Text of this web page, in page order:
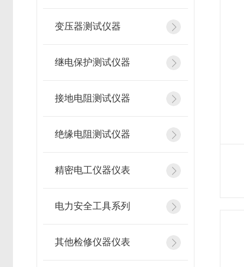
变压器测试仪器
继电保护测试仪器
接地电阻测试仪器
绝缘电阻测试仪器
精密电工仪器仪表
电力安全工具系列
其他检修仪器仪表